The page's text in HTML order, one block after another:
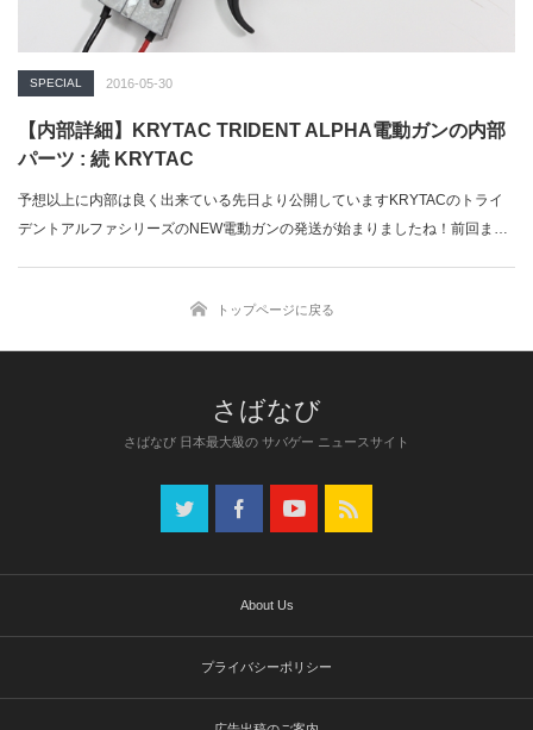
SPECIAL 2016-05-30
【内部詳細】KRYTAC TRIDENT ALPHA電動ガンの内部
パーツ : 続 KRYTAC
予想以上に内部は良く出来ている先日より公開していますKRYTACのトライ
デントアルファシリーズのNEW電動ガンの発送が始まりましたね！前回まで
トップページに戻る
さばなび 日本最大級の サバゲー ニュースサイト
About Us
プライバシーポリシー